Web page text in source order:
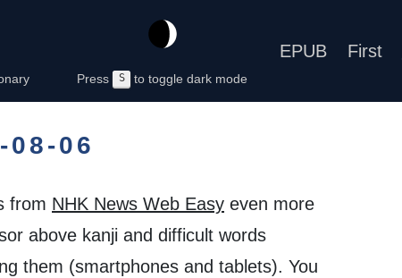
Press S to toggle dark mode
EPUB First
06
from NHK News Web Easy even more
above kanji and difficult words
them (smartphones and tablets). You